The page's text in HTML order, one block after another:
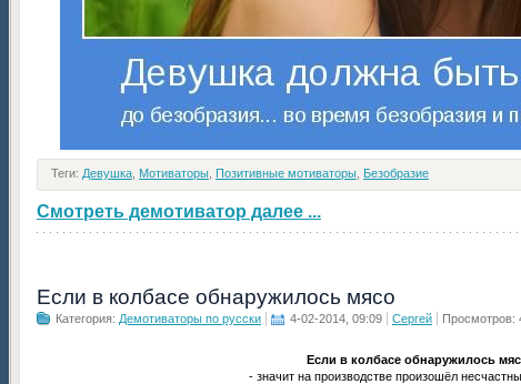
Теги: Девушка Мотиваторы Позитивные мотиваторы Безобразие
Смотреть демотиватор далее ...
Если в колбасе обнаружилось мясо
Категория: Демотиваторы по русски 4-02-2014, 09:09 Сергей Просмотров:
Если в колбасе обнаружилось
- значит на производстве произошёл